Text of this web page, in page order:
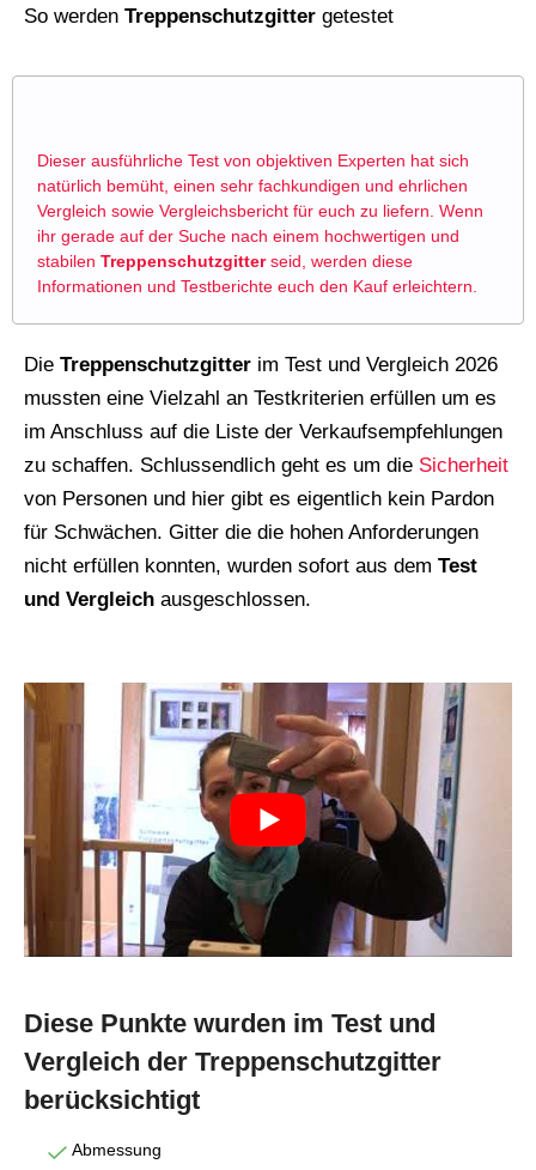
So werden Treppenschutzgitter getestet
Dieser ausführliche Test von objektiven Experten hat sich
natürlich bemüht, einen sehr fachkundigen und ehrlichen
Vergleich sowie Vergleichsbericht für euch zu liefern. Wenn
ihr gerade auf der Suche nach einem hochwertigen und
stabilen Treppenschutzgitterseid, werden diese
Informationen und Testberichte euch den Kauf erleichtern.
Die Treppenschutzgitter im Test und Vergleich 2026
mussten eine Vielzahl an Testkriterien erfüllen um es
im Anschluss auf die Liste der Verkaufsempfehlungen
zu schaffen. Schlussendlich geht es um die Sicherheit
von Personen und hier gibt es eigentlich kein Pardon
für Schwächen. Gitter die die hohen Anforderungen
nicht erfüllen konnten, wurden sofort aus dem Test
und Vergleich ausgeschlossen.
Diese Punkte wurden im Test und
Vergleich der Treppenschutzgitter
berücksichtigt
Abmessung